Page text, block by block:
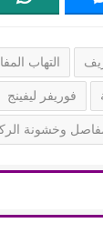
التهاب
فوريفر ليفينج
وخشونة